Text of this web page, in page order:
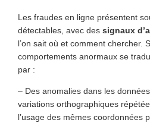
Les fraudes en ligne présentent
détectables, avec des signaux
l’on sait où et comment chercher.
comportements anormaux se
par :
– Des anomalies dans les
variations orthographiques
l’usage des mêmes coordonnées